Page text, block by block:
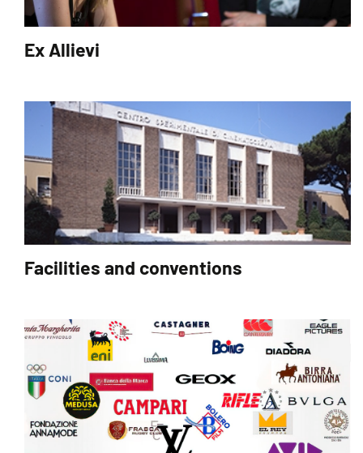
Ex Allievi
Facilities and conventions